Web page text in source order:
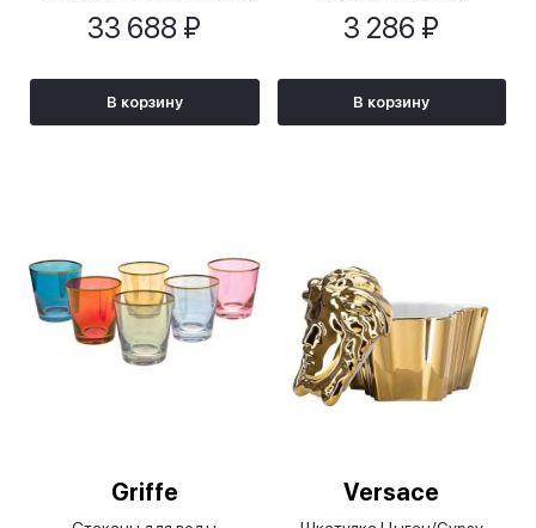
33 688 ₽
В корзину
3 286 ₽
В корзину
Griffe Versace